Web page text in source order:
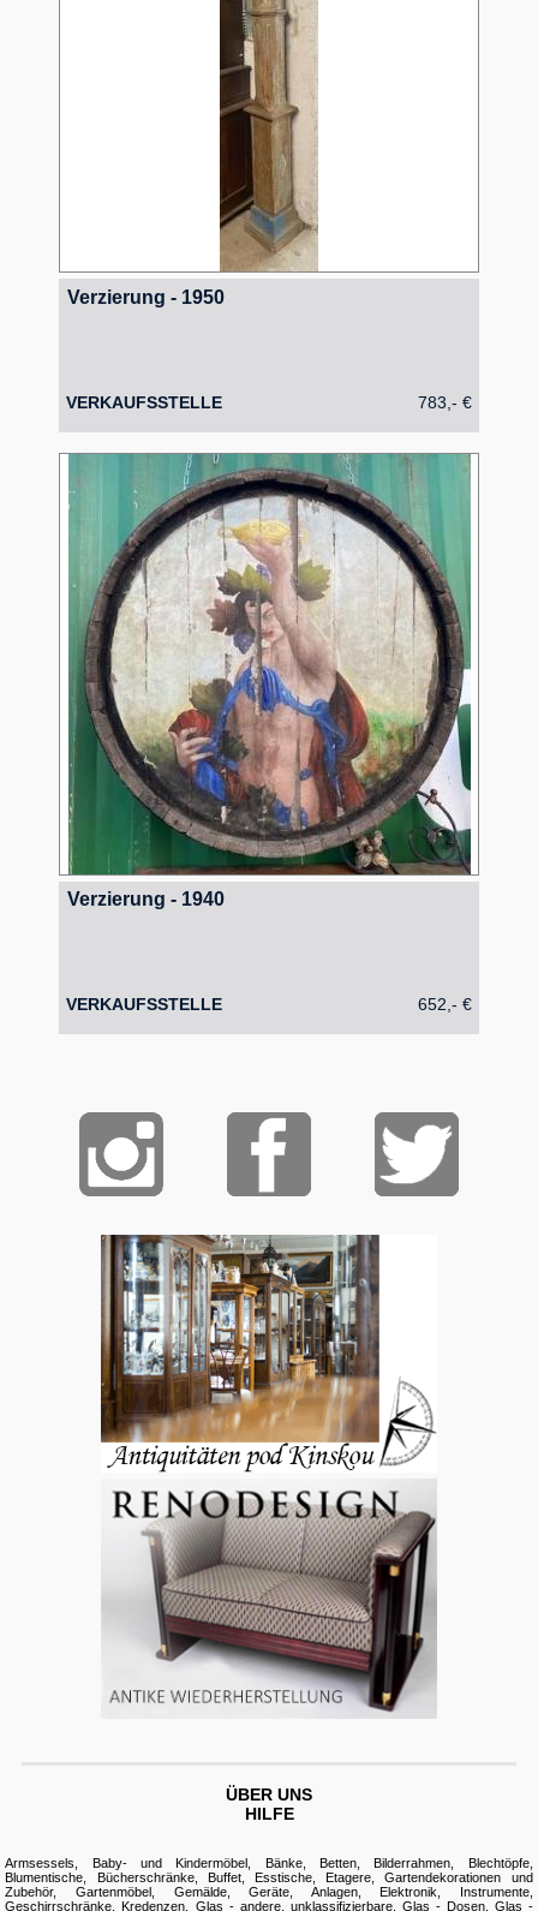
Verzierung - 1950
VERKAUFSSTELLE 783,- €
Verzierung - 1940
VERKAUFSSTELLE 652,- €
ÜBER UNS
HILFE
Armsessels Baby- und Kindermöbel Bänke, Betten,Bilderrahmen Blechtöpfe,
Blumentische
Bücherschränke, Buffet,Esstische ,Etagere ,Gartendekorationen und
Zubehör, Gartenmöbel, Gemälde,Geräte, Anlagen, Elektronik, Instrumente,
Geschirrschränke, Kredenzen
Glas - andere, unklassifizierbare, Glas - Dosen, Glas -